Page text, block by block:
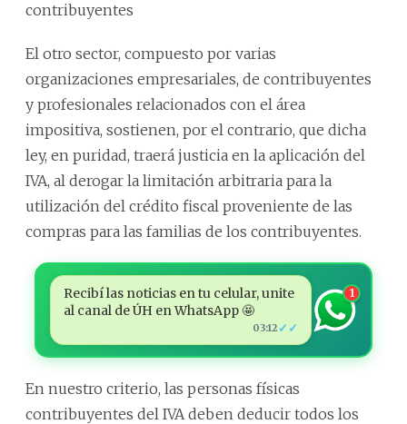
contribuyentes
El otro sector, compuesto por varias
organizaciones empresariales, de contribuyentes
y profesionales relacionados con el área
impositiva, sostienen, por el contrario, que dicha
ley, en puridad, traerá justicia en la aplicación del
IVA, al derogar la limitación arbitraria para la
utilización del crédito fiscal proveniente de las
compras para las familias de los contribuyentes.
Recibí las noticias en tu celular, unite
al canal de ÚH en WhatsApp 🤩
03:12 ✓✓
1
En nuestro criterio, las personas físicas
contribuyentes del IVA deben deducir todos los